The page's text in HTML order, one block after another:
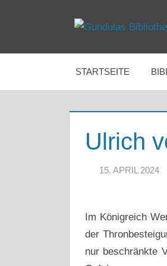
STARTSEITE
Ulrich
15. APRIL 2024
Im Königreich
der
nur beschränkte